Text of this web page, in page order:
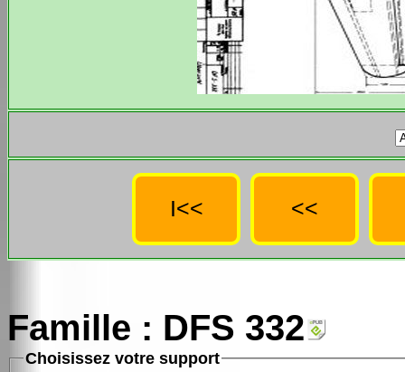
Famille : DFS 332
Choisissez votre support